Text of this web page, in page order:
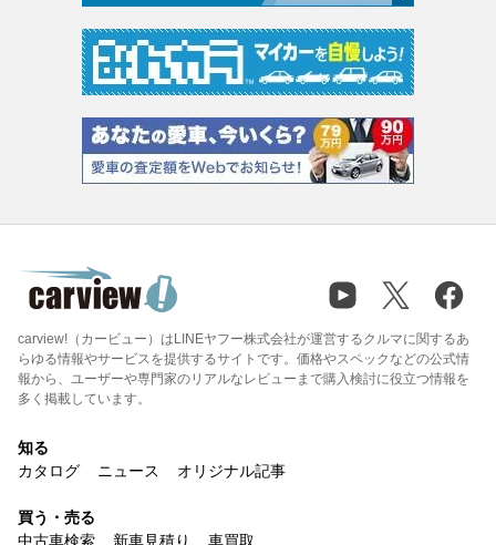
carview!（カービュー）はLINEヤフー株式会社が運営するクルマに関するあ
らゆる情報やサービスを提供するサイトです。価格やスペックなどの公式情
報から、ユーザーや専門家のリアルなレビューまで購入検討に役立つ情報を
多く掲載しています。
知る
カタログ
ニュース オリジナル記事
買う・売る
中古車検索
新車見積り 車買取